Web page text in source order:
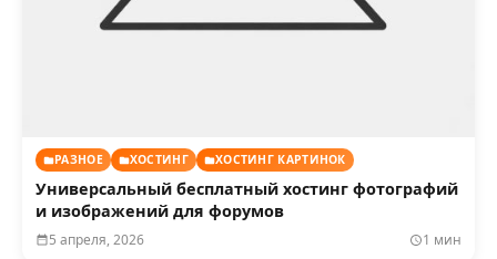
РАЗНОЕ ХОСТИНГ ХОСТИНГ КАРТИНОК
Универсальный бесплатный хостинг фотографий
и изображений для форумов
5 апреля, 2026 1 мин